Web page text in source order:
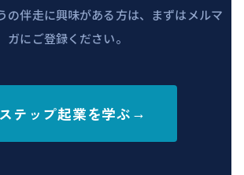
の伴走に興味がある方は、まずはメルマ
ガにご登録ください。
テップ起業を学ぶ →